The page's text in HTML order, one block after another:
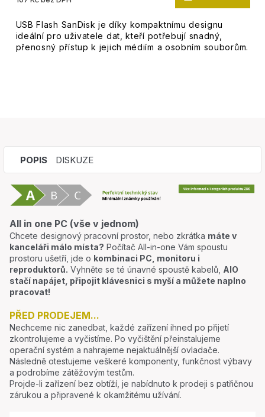
USB Flash SanDisk je díky kompaktnímu designu
ideální pro uživatele dat, kteří potřebují snadný,
přenosný přístup k jejich médiím a osobním souborům.
POPIS DISKUZE
All in one PC (vše v jednom)
Chcete designový pracovní prostor, nebo zkrátka máte v
kanceláři málo místa? Počítač All-in-one Vám spoustu
prostoru ušetří, jde o kombinaci PC, monitoru i
reproduktorů. Vyhněte se té únavné spoustě kabelů, AIO
stačí napájet, připojit klávesnici s myší a můžete naplno
pracovat!
PŘED PRODEJEM...
Nechceme nic zanedbat, každé zařízení ihned po přijetí
zkontrolujeme a vyčistíme. Po vyčištění přeinstalujeme
operační systém a nahrajeme nejaktuálnější ovladače.
Následně otestujeme veškeré komponenty, funkčnost výbavy
a podrobíme zátěžovým testům.
Projde-li zařízení bez obtíží, je nabídnuto k prodeji s patřičnou
zárukou a připravené k okamžitému užívání.